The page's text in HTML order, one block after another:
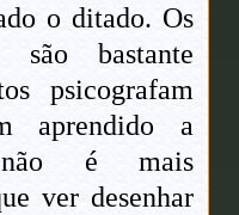
o ditado. Os
são bastante
psicografam
aprendido a
não é mais
ver desenhar